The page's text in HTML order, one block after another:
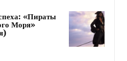
«Пираты
Моря»